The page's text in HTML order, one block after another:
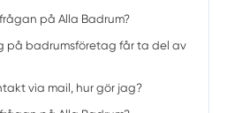
på Alla Badrum?
på badrumsföretag får ta del av
via mail, hur gör jag?